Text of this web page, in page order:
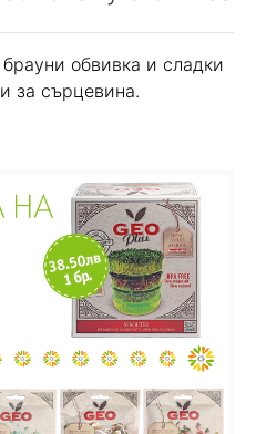
обвивка и сладки
за сърцевина.